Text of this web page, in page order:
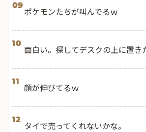
09
ポケモンたちが叫んでるｗ
10
面白い。探してデスクの上に置き
11
顔が伸びてるｗ
12
タイで売ってくれないかな。